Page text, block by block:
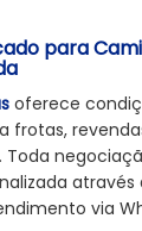
para
oferece
frotas,
Toda
através
via